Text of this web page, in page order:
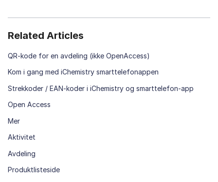
Related Articles
QR-kode for en avdeling (ikke OpenAccess)
Kom i gang med iChemistry smarttelefonappen
Strekkoder / EAN-koder i iChemistry og smarttelefon-app
Open Access
Mer
Aktivitet
Avdeling
Produktlisteside